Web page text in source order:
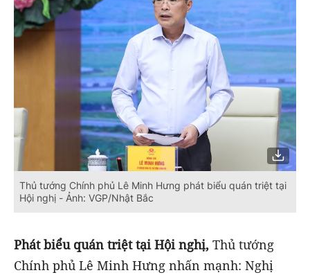
Thủ tướng Chính phủ Lê Minh Hưng phát biểu quán triệt tại
Hội nghị - Ảnh: VGP/Nhật Bắc
Phát biểu quán triệt tại Hội nghị, Thủ tướng
Chính phủ Lê Minh Hưng nhấn mạnh: Nghị